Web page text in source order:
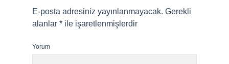
E-posta adresiniz yayınlanmayacak. Gerekli
alanlar * ile işaretlenmişlerdir
Yorum